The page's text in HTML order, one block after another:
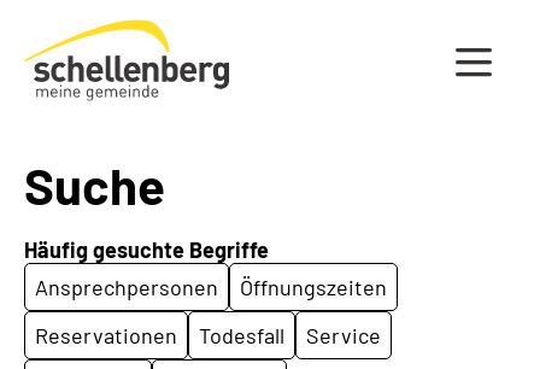
Gemeinde Schellenberg Startseite
Suche
Häufig gesuchte Begriffe
Ansprechpersonen
Öffnungszeiten
Reservationen
Todesfall
Service